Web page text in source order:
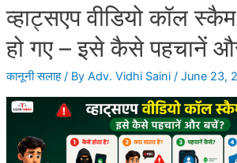
ने
हॉलिडे
पैकेज
के
नाम
धोखा
व्हाट्सएप वीडियो कॉल
हो गए – इसे कैसे पहचानें
कानूनी सलाह/ By Adv. Vidhi Saini / June 23,